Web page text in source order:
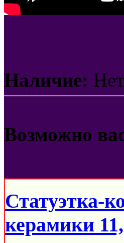
Наличие:
Возможно
Статуэтка-
керамики